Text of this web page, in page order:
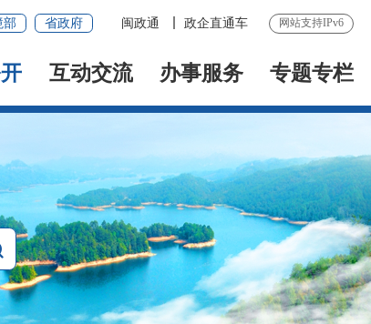
部 省政府 闽政通 政企直通车 网站支持IPv6
互动交流 办事服务 专题专栏